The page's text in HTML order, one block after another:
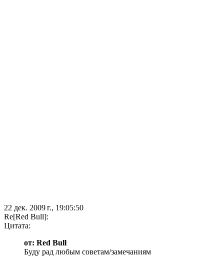
22 дек. 2009 г., 19:05:50
Re[Red Bull]:
Цитата:
от: Red Bull
Буду рад любым советам/замечаниям